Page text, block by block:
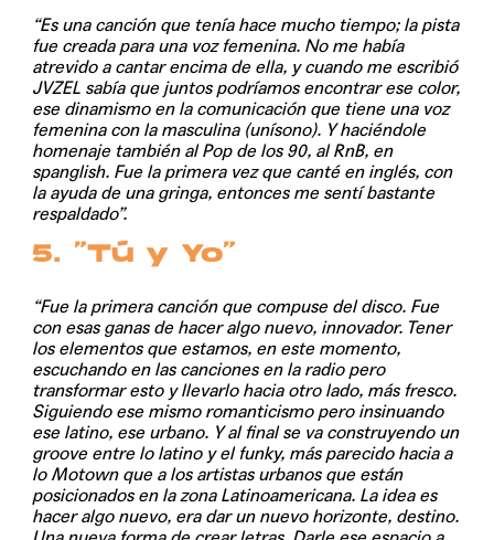
“Es una canción que tenía hace mucho tiempo; la pista
fue creada para una voz femenina. No me había
atrevido a cantar encima de ella, y cuando me escribió
JVZEL sabía que juntos podríamos encontrar ese color,
ese dinamismo en la comunicación que tiene una voz
femenina con la masculina (unísono). Y haciéndole
homenaje también al Pop de los 90, al RnB, en
spanglish. Fue la primera vez que canté en inglés, con
la ayuda de una gringa, entonces me sentí bastante
respaldado”.
5. “Tú y Yo”
“Fue la primera canción que compuse del disco. Fue
con esas ganas de hacer algo nuevo, innovador. Tener
los elementos que estamos, en este momento,
escuchando en las canciones en la radio pero
transformar esto y llevarlo hacia otro lado, más fresco.
Siguiendo ese mismo romanticismo pero insinuando
ese latino, ese urbano. Y al final se va construyendo un
groove entre lo latino y el funky, más parecido hacia a
lo Motown que a los artistas urbanos que están
posicionados en la zona Latinoamericana. La idea es
hacer algo nuevo, era dar un nuevo horizonte, destino.